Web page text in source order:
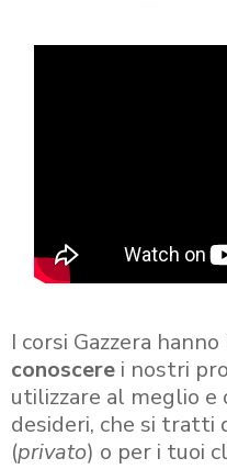
I corsi Gazzera
conoscere i nostri
utilizzare al meglio
desideri, che si tratti
(privato) o per i tuoi